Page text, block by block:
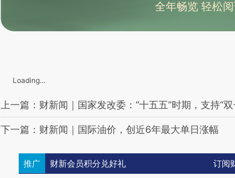
民政部部长：将进一步健全困境儿童福利保障制度体系
2月末中国外汇储备规模为34278亿美元
全年畅览 轻松
Loading...
上一篇：财新闻｜国家发改委：“十五五”时期，支持“
下一篇：财新闻｜国际油价，创近6年最大单日涨幅
推广 财新会员积分兑好礼 订阅